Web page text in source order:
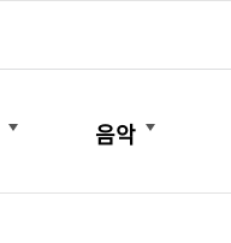
음악
더보기